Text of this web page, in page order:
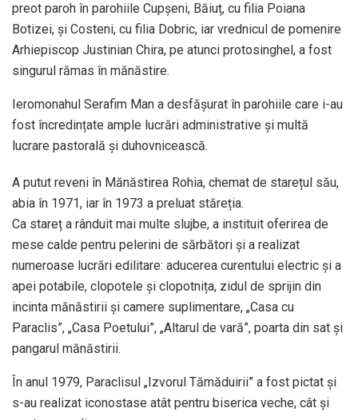
preot paroh în parohiile Cupșeni, Băiuț, cu filia Poiana
Botizei, și Costeni, cu filia Dobric, iar vrednicul de pomenire
Arhiepiscop Justinian Chira, pe atunci protosinghel, a fost
singurul rămas în mănăstire.
Ieromonahul Serafim Man a desfășurat în parohiile care i-au
fost încredințate ample lucrări administrative și multă
lucrare pastorală și duhovnicească.
A putut reveni în Mănăstirea Rohia, chemat de starețul său,
abia în 1971, iar în 1973 a preluat stăreția.
Ca stareț a rânduit mai multe slujbe, a instituit oferirea de
mese calde pentru pelerini de sărbători și a realizat
numeroase lucrări edilitare: aducerea curentului electric și a
apei potabile, clopotele și clopotnița, zidul de sprijin din
incinta mănăstirii și camere suplimentare, „Casa cu
Paraclis”, „Casa Poetului”, „Altarul de vară”, poarta din sat și
pangarul mănăstirii.
În anul 1979, Paraclisul „Izvorul Tămăduirii” a fost pictat și
s-au realizat iconostase atât pentru biserica veche, cât și